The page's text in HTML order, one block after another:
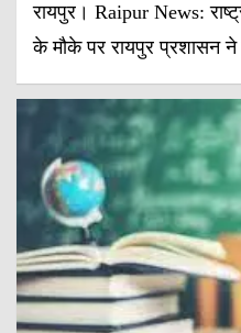
रायपुर। Raipur News:
के मौके पर रायपुर प्रशासन